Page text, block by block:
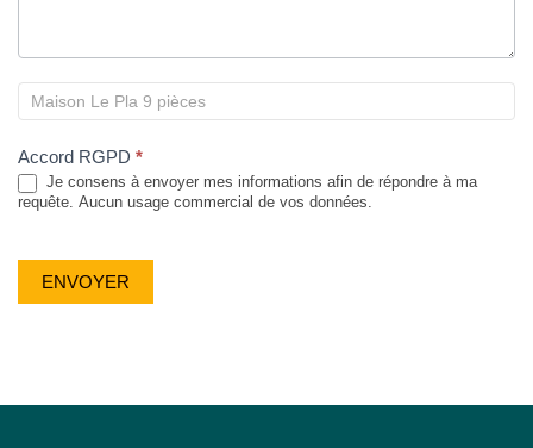
Accord RGPD *
Je consens à envoyer mes informations afin de répondre à ma
requête. Aucun usage commercial de vos données.
ENVOYER